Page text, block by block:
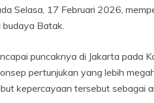
Selasa, 17 Februari 2026,
Batak.
puncaknya di Jakarta pada
pertunjukan yang lebih
kepercayaan tersebut sebagai